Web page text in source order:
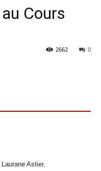
Cours
0
2662
Astier.